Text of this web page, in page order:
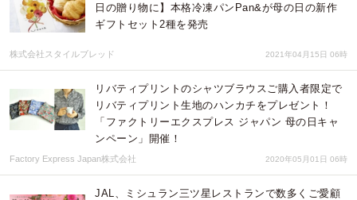
日の贈り物に】本格冷凍パンPan&が母の日の新作
ギフトセット2種を発売
株式会社スタイルブレッド 2021年04月15日 06時
リバティプリントのシャツブラウスご購入者限定で
リバティプリント生地のハンカチをプレゼント！
「ファクトリーエクスプレス ジャパン 母の日キャ
ンペーン」開催！
Factory Express Japan株式会社 2020年05月01日 06時
JAL、ミシュラン三ツ星レストランで数多くご愛顧